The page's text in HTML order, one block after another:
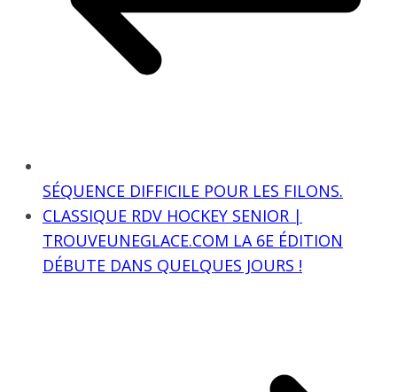
SÉQUENCE DIFFICILE POUR LES FILONS.
CLASSIQUE RDV HOCKEY SENIOR |
TROUVEUNEGLACE.COM LA 6E ÉDITION
DÉBUTE DANS QUELQUES JOURS !